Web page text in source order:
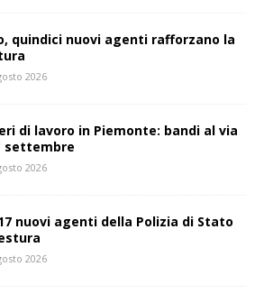
quindici nuovi agenti rafforzano la
2026
di lavoro in Piemonte: bandi al via
settembre
2026
nuovi agenti della Polizia di Stato
2026